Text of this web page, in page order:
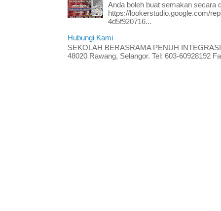
Anda boleh buat semakan secara
https://lookerstudio.google.com/
4d5f920716...
Hubungi Kami
SEKOLAH BERASRAMA PENUH
48020 Rawang, Selangor. Tel: 603-60928192